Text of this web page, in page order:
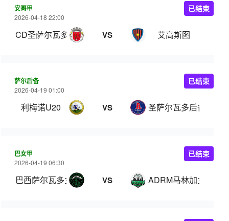
安哥甲
2026-04-18 22:00
CD圣萨尔瓦多 VS 艾高斯图
已结束
萨尔后备
2026-04-19 01:00
利梅诺U20 VS 圣萨尔瓦多后备
已结束
巴女甲
2026-04-19 06:30
巴西萨尔瓦多女篮 VS ADRM马林加女篮
已结束